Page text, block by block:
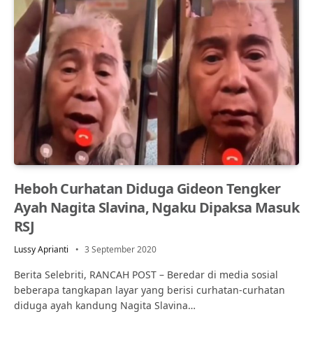
Heboh Curhatan Diduga Gideon Tengker
Ayah Nagita Slavina, Ngaku Dipaksa Masuk
RSJ
Lussy Aprianti 3 September 2020
Berita Selebriti, RANCAH POST – Beredar di media sosial
beberapa tangkapan layar yang berisi curhatan-curhatan
diduga ayah kandung Nagita Slavina…